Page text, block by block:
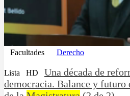
Facultades Derecho
Lista HD
Una década de
democracia. Balance y futuro